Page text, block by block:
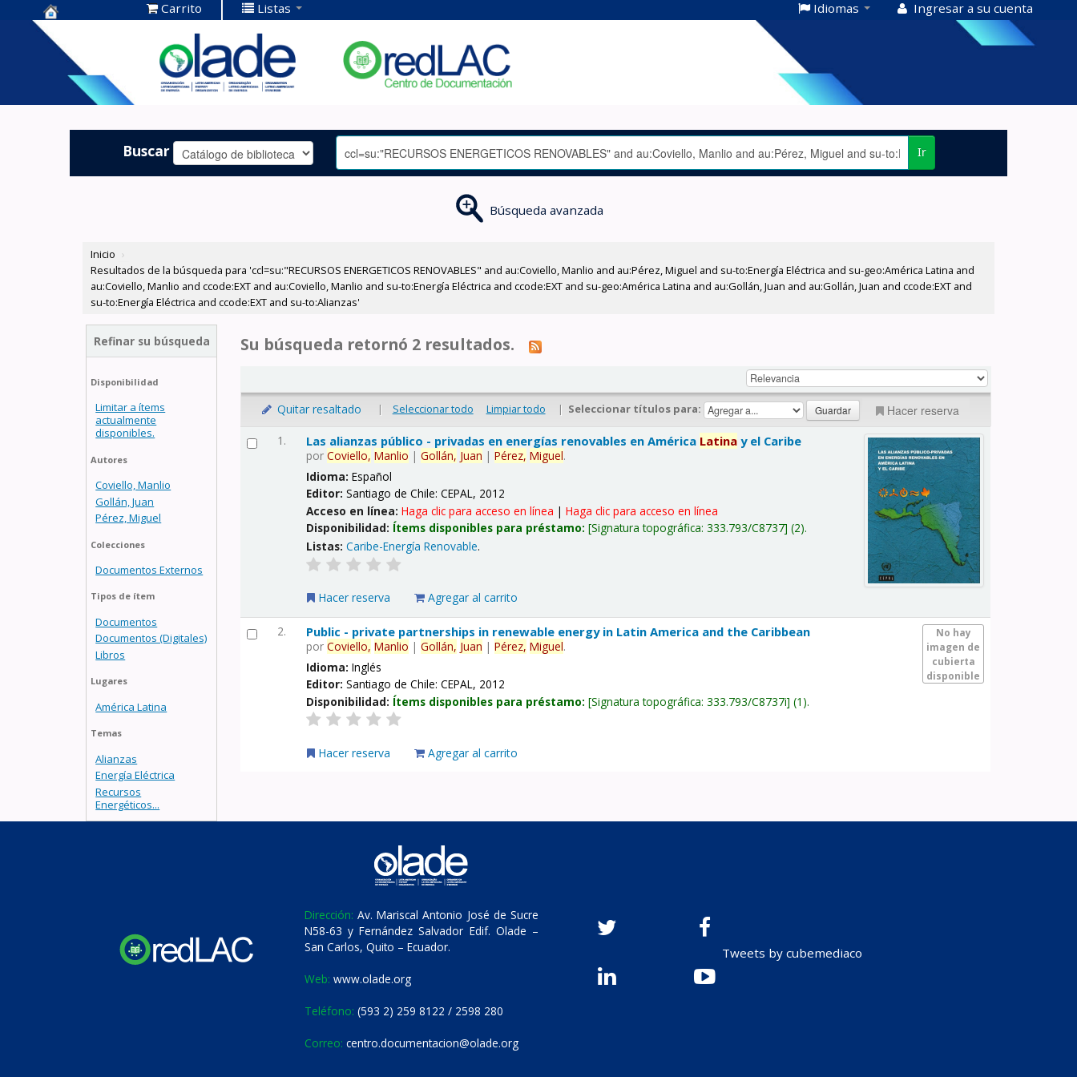
Centro de
Documentación
OLADE -
Carrito Listas Idiomas Ingresar a su cuenta
Buscar Ir
Búsqueda avanzada
Inicio ›
Resultados de la búsqueda para 'ccl=su:"RECURSOS ENERGETICOS RENOVABLES" and au:Coviello, Manlio and au:Pérez, Miguel and su-to:Energía Eléctrica and su-geo:América Latina and
au:Coviello, Manlio and ccode:EXT and au:Coviello, Manlio and su-to:Energía Eléctrica and ccode:EXT and su-geo:América Latina and au:Gollán, Juan and au:Gollán, Juan and ccode:EXT and
su-to:Energía Eléctrica and ccode:EXT and su-to:Alianzas'
Refinar su búsqueda
Disponibilidad
Limitar a ítems
actualmente
disponibles.
Autores
Coviello, Manlio
Gollán, Juan
Pérez, Miguel
Colecciones
Documentos Externos
Tipos de ítem
Documentos
Documentos (Digitales)
Libros
Lugares
América Latina
Temas
Alianzas
Energía Eléctrica
Recursos
Energéticos...
Su búsqueda retornó 2 resultados.
Quitar resaltado | Seleccionar todo Limpiar todo | Seleccionar títulos para: Hacer reserva
1. Las alianzas público - privadas en energías renovables en América Latina y el Caribe
porCoviello, Manlio |Gollán, Juan |Pérez, Miguel.
Idioma:Español
Editor:Santiago de Chile: CEPAL, 2012
Acceso en línea:Haga clic para acceso en línea |Haga clic para acceso en línea
Disponibilidad: Ítems disponibles para préstamo: Signatura topográfica:333.793/C8737 (2).
Listas: Caribe-Energía Renovable.
Hacer reserva Agregar al carrito
2.
No hay
imagen de
cubierta
disponible
Public - private partnerships in renewable energy in Latin America and the Caribbean
porCoviello, Manlio |Gollán, Juan |Pérez, Miguel.
Idioma:Inglés
Editor:Santiago de Chile: CEPAL, 2012
Disponibilidad: Ítems disponibles para préstamo: Signatura topográfica:333.793/C8737i (1).
Hacer reserva Agregar al carrito
Dirección: Av. Mariscal Antonio José de Sucre
N58-63 y Fernández Salvador Edif. Olade –
San Carlos, Quito – Ecuador.
Web: www.olade.org
Teléfono: (593 2) 259 8122 / 2598 280
Correo: centro.documentacion@olade.org
Tweets by cubemediaco